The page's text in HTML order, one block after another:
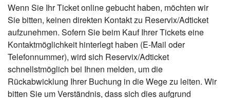
Wenn Sie Ihr Ticket online gebucht haben, möchten wir
Sie bitten, keinen direkten Kontakt zu Reservix/Adticket
aufzunehmen. Sofern Sie beim Kauf Ihrer Tickets eine
Kontaktmöglichkeit hinterlegt haben (E-Mail oder
Telefonnummer), wird sich Reservix/Adticket
schnellstmöglich bei Ihnen melden, um die
Rückabwicklung Ihrer Buchung in die Wege zu leiten. Wir
bitten Sie um Verständnis, dass sich dies aufgrund